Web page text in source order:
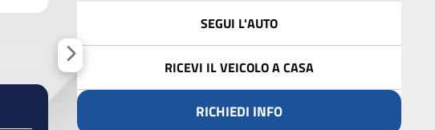
SEGUI L'AUTO
RICEVI IL VEICOLO A CASA
RICHIEDI INFO